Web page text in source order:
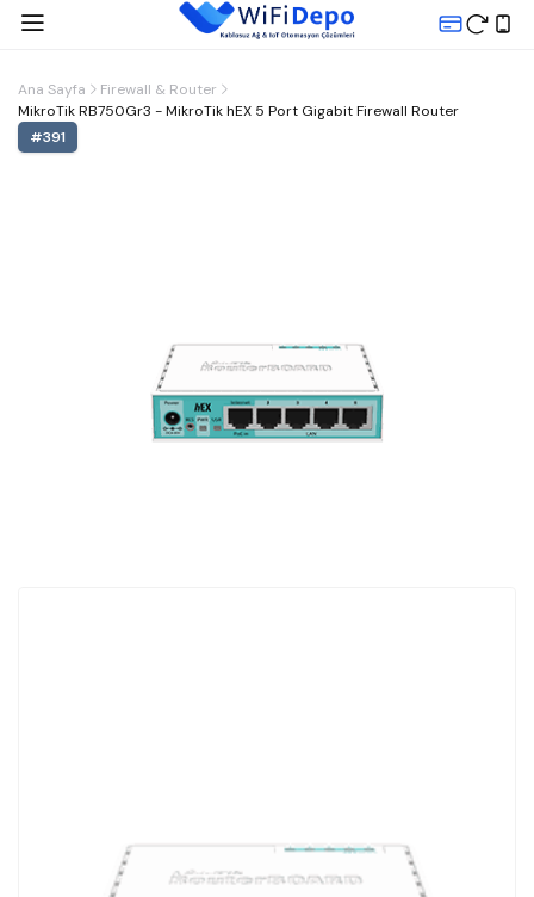
Ana Sayfa
Firewall & Router
MikroTik RB750Gr3 - MikroTik hEX 5 Port Gigabit Firewall Router
#391